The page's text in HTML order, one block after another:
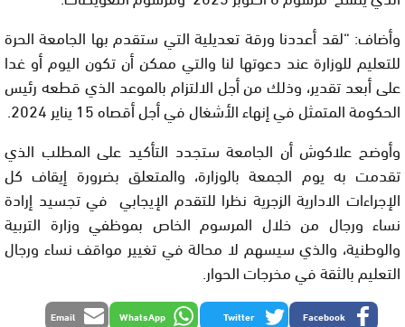
وأضاف: “لقد أعددنا ورقة تعديلية التي ستقدم بها الجامعة الحرة
للتعليم للوزارة عند دعوتها لنا والتي ممكن أن تكون اليوم أو غدا
على أبعد تقدير، وذلك من أجل الالتزام بالموعد الذي قطعه رئيس
الحكومة المتمثل في إنهاء الأشغال في أجل أقصاه 15 يناير 2024.
وأوضح علاكوش أن الجامعة ستجدد التأكيد على المطلب الذي
تقدمت به يوم الجمعة بالوزارة، والمتعلق بضرورة إيقاف كل
الإجراءات الادارية الزجرية نظرا للتقدم الإيجابي في تجسيد إرادة
نساء ورجال من خلال المرسوم الخاص بموظفي وزارة التربية
والوطنية، والذي سيسهم لا محالة في تغيير مواقف نساء ورجال
التعليم بالثقة في مخرجات الحوار.
Facebook
Twitter
WhatsApp
Email